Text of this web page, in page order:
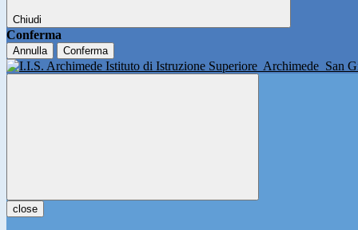
Chiudi
Conferma
Annulla Conferma
Istituto di Istruzione Superiore Archimede San
close